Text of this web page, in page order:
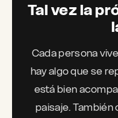
Tal vez la
Cada persona
hay algo que se
está bien
paisaje. También